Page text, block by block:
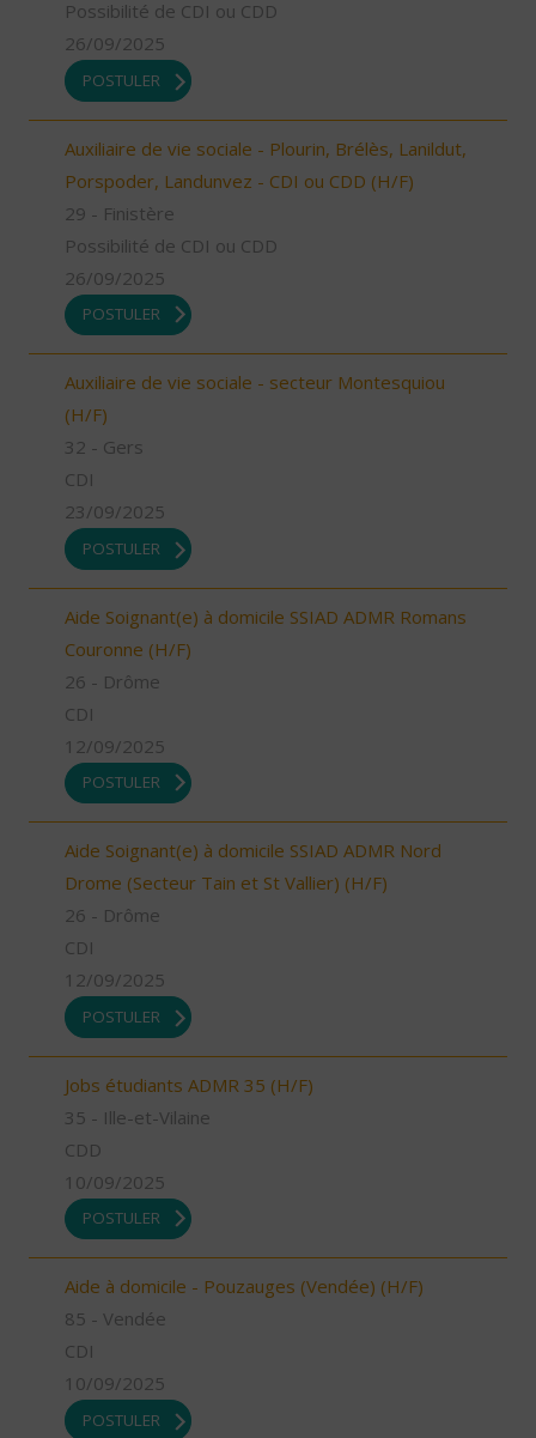
Possibilité de CDI ou CDD
26/09/2025
POSTULER
Auxiliaire de vie sociale - Plourin, Brélès, Lanildut,
Porspoder, Landunvez - CDI ou CDD (H/F)
29 - Finistère
Possibilité de CDI ou CDD
26/09/2025
POSTULER
Auxiliaire de vie sociale - secteur Montesquiou
(H/F)
32 - Gers
CDI
23/09/2025
POSTULER
Aide Soignant(e) à domicile SSIAD ADMR Romans
Couronne (H/F)
26 - Drôme
CDI
12/09/2025
POSTULER
Aide Soignant(e) à domicile SSIAD ADMR Nord
Drome (Secteur Tain et St Vallier) (H/F)
26 - Drôme
CDI
12/09/2025
POSTULER
Jobs étudiants ADMR 35 (H/F)
35 - Ille-et-Vilaine
CDD
10/09/2025
POSTULER
Aide à domicile - Pouzauges (Vendée) (H/F)
85 - Vendée
CDI
10/09/2025
POSTULER